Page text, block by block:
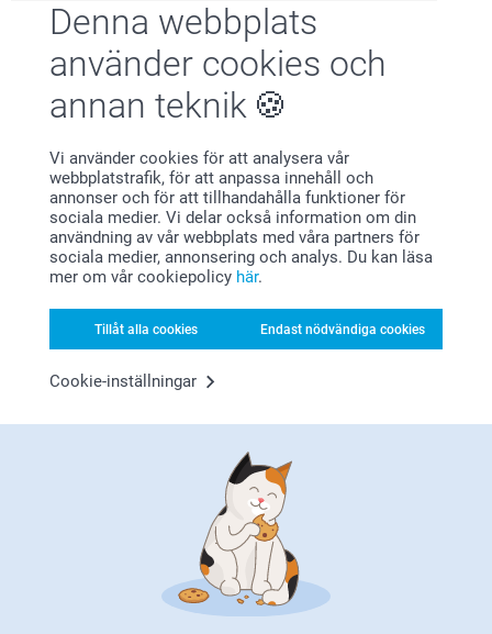
Denna webbplats
använder cookies och
annan teknik
Vi använder cookies för att analysera vår
webbplatstrafik, för att anpassa innehåll och
annonser och för att tillhandahålla funktioner för
sociala medier. Vi delar också information om din
användning av vår webbplats med våra partners för
sociala medier, annonsering och analys. Du kan läsa
mer om vår cookiepolicy här.
Tillåt alla cookies Endast nödvändiga cookies
Cookie-inställningar
Bonus på alla dina köp
Letar du efter inspiration?
Förstklassig kundservice
Registrera dig till vårt nyhetsbrev